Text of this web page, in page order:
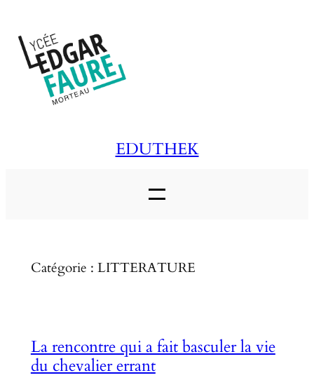
au
contenu
EDUTHEK
Catégorie : LITTERATURE
La rencontre qui a fait basculer la vie
du chevalier errant